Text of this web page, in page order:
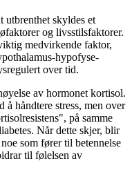
utbrenthet skyldes et
og livsstilsfaktorer.
medvirkende faktor,
hypofyse-
over tid.
av hormonet kortisol.
å håndtere stress, men over
på samme
Når dette skjer, blir
som fører til betennelse
til følelsen av